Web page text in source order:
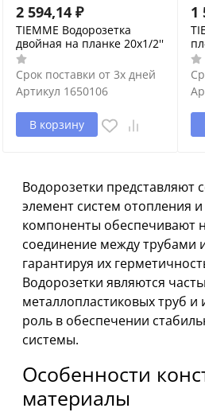
2 594,14 ₽
TIEMME Водорозетка
двойная на планке 20х1/2''
Срок поставки от 3х дней
Артикул 1650106
В корзину
1
Водорозетки представляют
элемент систем отопления
компоненты обеспечивают
соединение между трубами
гарантируя их
Водорозетки являются
металлопластиковых труб
роль в обеспечении
системы.
Особенности
материалы